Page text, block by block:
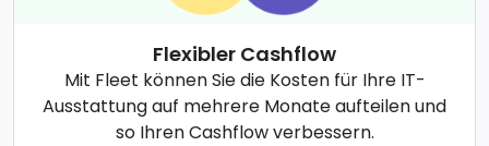
Flexibler Cashflow
Mit Fleet können Sie die Kosten für Ihre IT-
Ausstattung auf mehrere Monate aufteilen und
so Ihren Cashflow verbessern.